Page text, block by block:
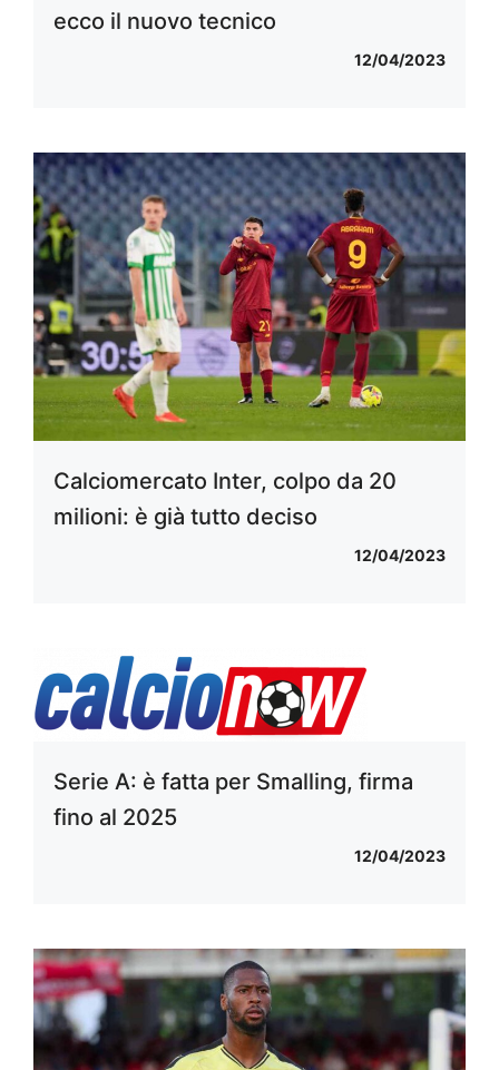
ecco il nuovo tecnico
12/04/2023
Calciomercato Inter, colpo da 20
milioni: è già tutto deciso
12/04/2023
Serie A: è fatta per Smalling, firma
fino al 2025
12/04/2023